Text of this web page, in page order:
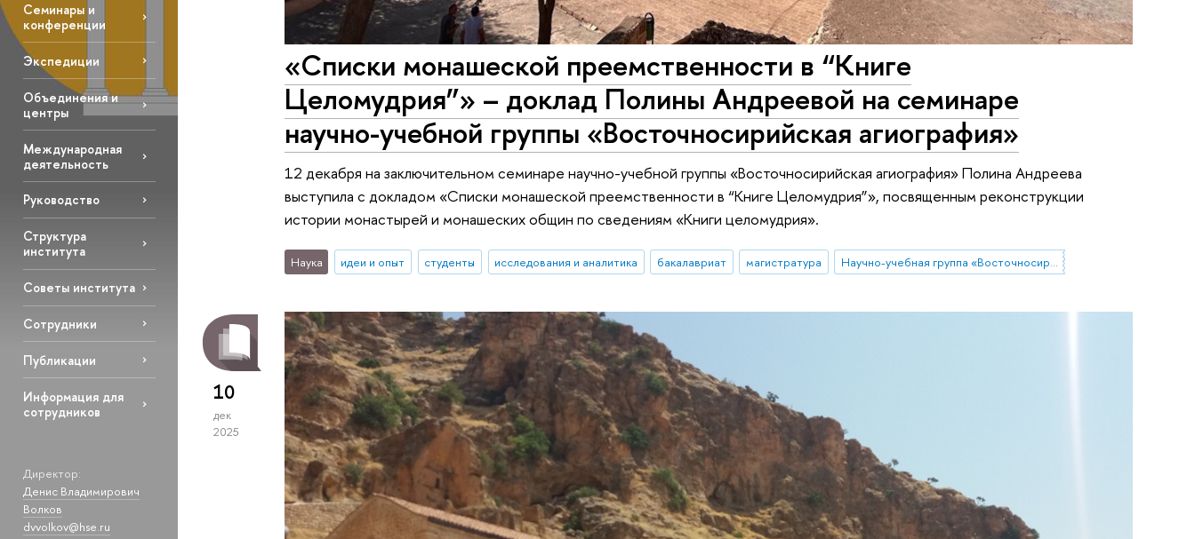
Семинары и
конференции
Экспедиции
Объединения и
центры
Международная
деятельность
Руководство
Структура
института
Советы института
Сотрудники
Публикации
Информация для
сотрудников
Директор:
Денис Владимирович
Волков
dvvolkov@hse.ru
«Списки монашеской преемственности в “Книге
Целомудрия”» – доклад Полины Андреевой на семинаре
научно-учебной группы «Восточносирийская агиография»
12 декабря на заключительном семинаре научно-учебной группы «Восточносирийская агиография» Полина Андреева
выступила с докладом «Списки монашеской преемственности в “Книге Целомудрия”», посвященным реконструкции
истории монастырей и монашеских общин по сведениям «Книги целомудрия».
Наука идеи и опыт студенты исследования и аналитика бакалавриат магистратура Научно-учебная группа «Восточносирийская агиография»
10
дек
2025